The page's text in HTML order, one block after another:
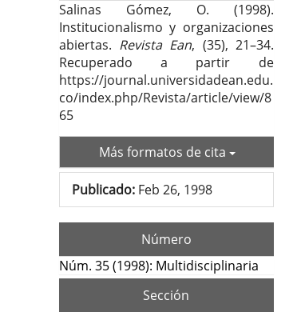
Salinas Gómez, O. (1998).
Institucionalismo y organizaciones
abiertas. Revista Ean, (35), 21–34.
Recuperado a partir de
https://journal.universidadean.edu.
co/index.php/Revista/article/view/8
65
Más formatos de cita
Publicado: Feb 26, 1998
Número
Núm. 35 (1998): Multidisciplinaria
Sección